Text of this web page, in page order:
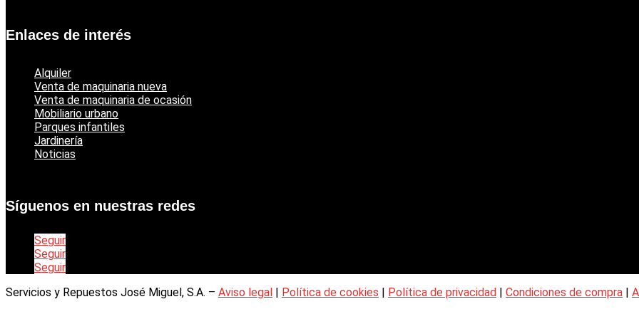
Enlaces de interés
Alquiler
Venta de maquinaria nueva
Venta de maquinaria de ocasión
Mobiliario urbano
Parques infantiles
Jardinería
Noticias
Síguenos en nuestras redes
Seguir
Seguir
Seguir
Servicios y Repuestos José Miguel, S.A. – Aviso legal | Política de cookies | Política de privacidad | Condiciones de compra |